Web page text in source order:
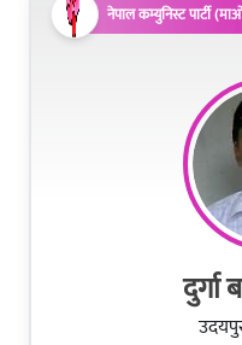
नेपाल कम्युनिस्ट पार्टी
दुर्गा